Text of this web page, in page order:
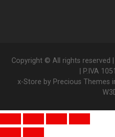
Copyright © All rights reserved
| P.IVA
x-Store by Precious Themes